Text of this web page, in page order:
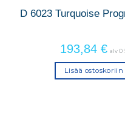
D 6023 Turquoise
193,84 € alv 0
Lisää ostoskoriin